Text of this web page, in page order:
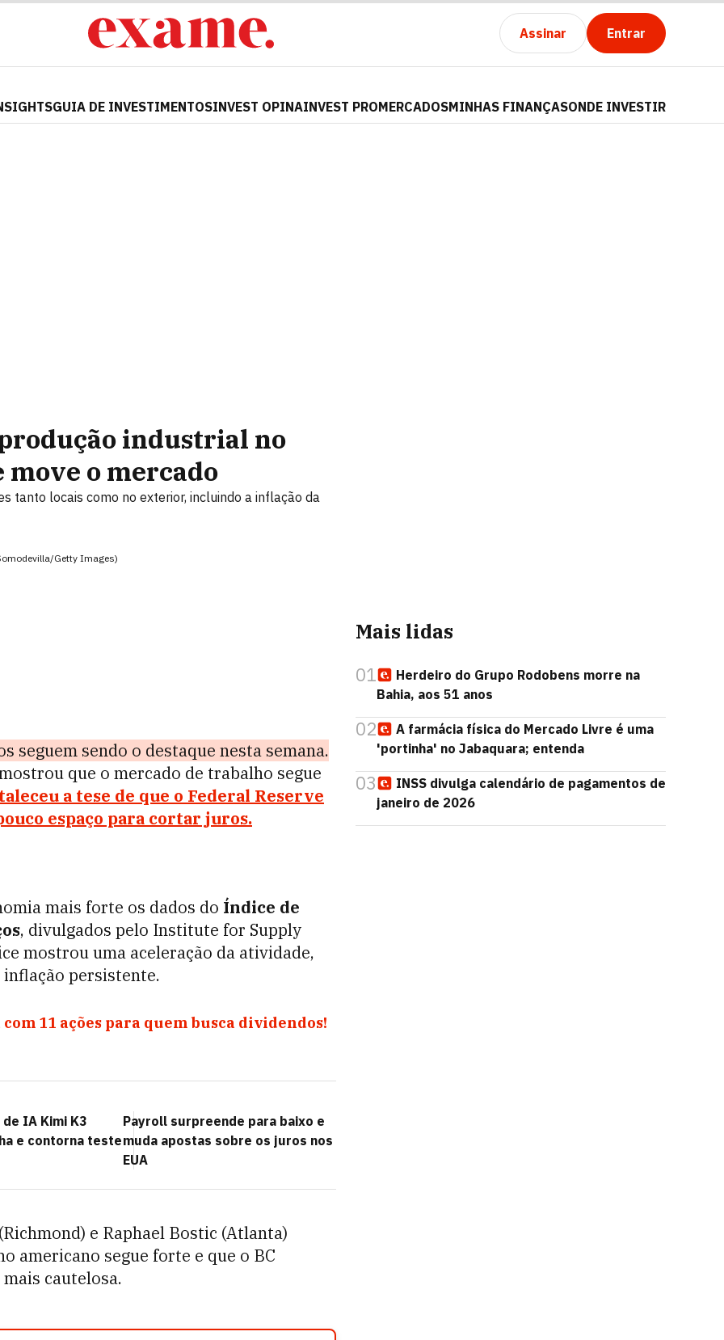
Assinar Entrar
GUIA DE INVESTIMENTOSINVEST OPINAINVEST PROMERCADOSMINHAS FINANÇASONDE INVESTIR
industrial no
move o mercado
tanto locais como no exterior, incluindo a inflação da
Getty Images)
seguem sendo o destaque nesta semana.
que o mercado de trabalho segue
a tese de que o Federal Reserve
espaço para cortar juros.
mais forte os dados do Índice de
, divulgados pelo Institute for Supply
mostrou uma aceleração da atividade,
persistente.
11 ações para quem busca dividendos!
IA Kimi K3
e contorna teste
Payroll surpreende para baixo e
muda apostas sobre os juros nos
EUA
e Raphael Bostic (Atlanta)
americano segue forte e que o BC
cautelosa.
Mais lidas
01
Herdeiro do Grupo Rodobens morre na
Bahia, aos 51 anos
02
A farmácia física do Mercado Livre é uma
'portinha' no Jabaquara; entenda
03
INSS divulga calendário de pagamentos de
janeiro de 2026